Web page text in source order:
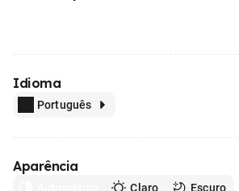
Idioma
Português
Aparência
Claro Escuro